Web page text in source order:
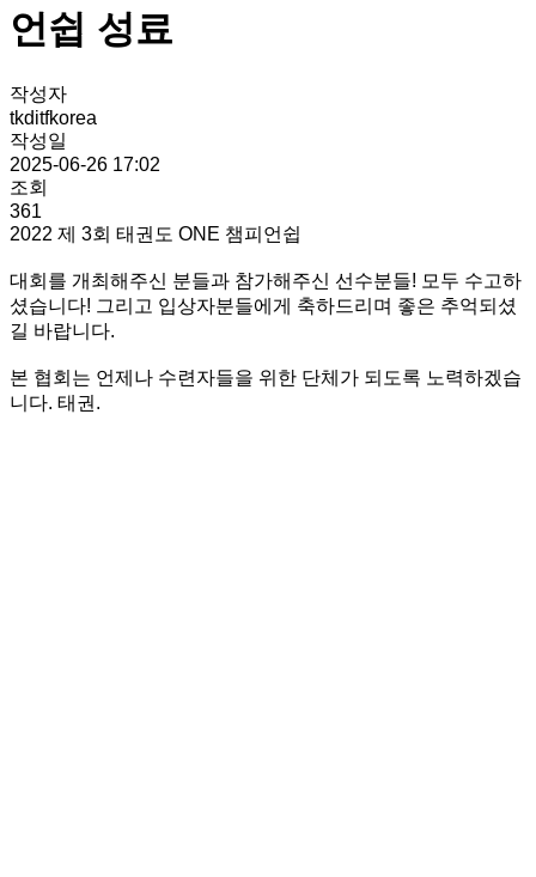
언쉽 성료
작성자
tkditfkorea
작성일
2025-06-26 17:02
조회
361
2022 제 3회 태권도 ONE 챔피언쉽
대회를 개최해주신 분들과 참가해주신 선수분들! 모두 수고하
셨습니다! 그리고 입상자분들에게 축하드리며 좋은 추억되셨
길 바랍니다.
본 협회는 언제나 수련자들을 위한 단체가 되도록 노력하겠습
니다. 태권.